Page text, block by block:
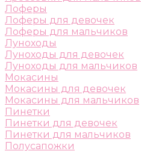
Лоферы
Лоферы для девочек
Лоферы для мальчиков
Луноходы
Луноходы для девочек
Луноходы для мальчиков
Мокасины
Мокасины для девочек
Мокасины для мальчиков
Пинетки
Пинетки для девочек
Пинетки для мальчиков
Полусапожки